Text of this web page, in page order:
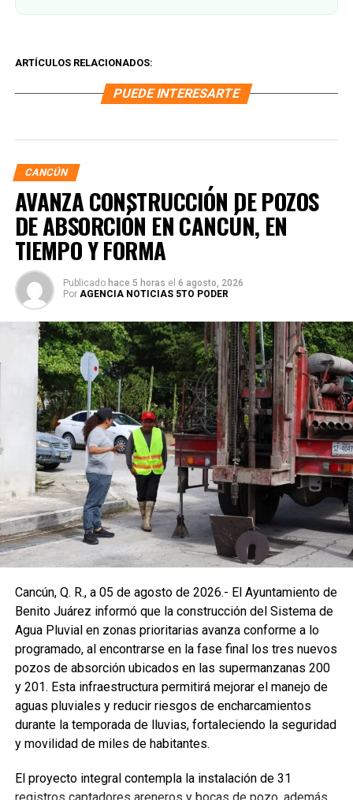
ARTÍCULOS RELACIONADOS:
PUEDE INTERESARTE
CANCÚN
AVANZA CONSTRUCCIÓN DE POZOS
DE ABSORCIÓN EN CANCÚN, EN
TIEMPO Y FORMA
Publicado hace 5 horas el 6 agosto, 2026
Por AGENCIA NOTICIAS 5TO PODER
Cancún, Q. R., a 05 de agosto de 2026.- El Ayuntamiento de
Benito Juárez informó que la construcción del Sistema de
Agua Pluvial en zonas prioritarias avanza conforme a lo
programado, al encontrarse en la fase final los tres nuevos
pozos de absorción ubicados en las supermanzanas 200
y 201. Esta infraestructura permitirá mejorar el manejo de
aguas pluviales y reducir riesgos de encharcamientos
durante la temporada de lluvias, fortaleciendo la seguridad
y movilidad de miles de habitantes.
El proyecto integral contempla la instalación de 31